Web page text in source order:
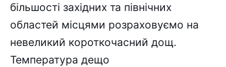
більшості західних та північних
областей місцями розраховуємо на
невеликий короткочасний дощ.
Температура дещо